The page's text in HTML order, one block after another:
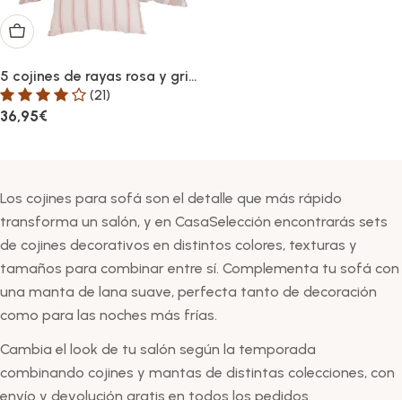
Añadir al carrito
5 cojines de rayas rosa y gris
de algodón de 45x45 cm
con relleno
(21)
Precio
36,95€
Los cojines para sofá son el detalle que más rápido
transforma un salón, y en CasaSelección encontrarás sets
de cojines decorativos en distintos colores, texturas y
tamaños para combinar entre sí. Complementa tu sofá con
una manta de lana suave, perfecta tanto de decoración
como para las noches más frías.
Cambia el look de tu salón según la temporada
combinando cojines y mantas de distintas colecciones, con
envío y devolución gratis en todos los pedidos.